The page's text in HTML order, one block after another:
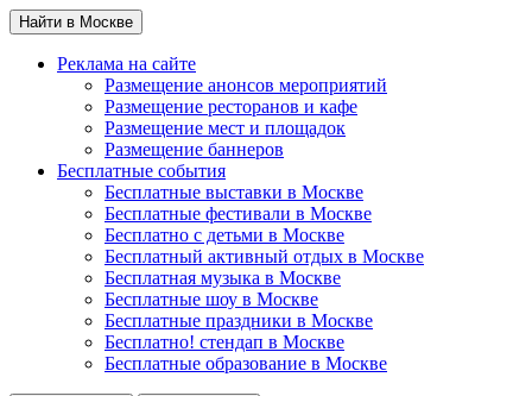
Найти в Москве
Реклама на сайте
Размещение анонсов мероприятий
Размещение ресторанов и кафе
Размещение мест и площадок
Размещение баннеров
Бесплатные события
Бесплатные выставки в Москве
Бесплатные фестивали в Москве
Бесплатно с детьми в Москве
Бесплатный активный отдых в Москве
Бесплатная музыка в Москве
Бесплатные шоу в Москве
Бесплатные праздники в Москве
Бесплатно! стендап в Москве
Бесплатные образование в Москве